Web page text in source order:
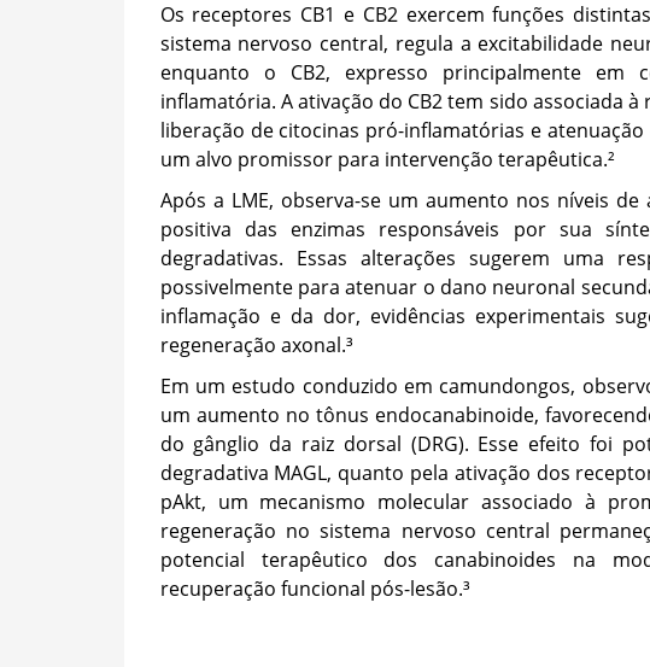
Os receptores CB1 e CB2 exercem funções
sistema nervoso central, regula a excitabilidade
enquanto o CB2, expresso principalmente em
inflamatória. A ativação do CB2 tem sido associada
liberação de citocinas pró-inflamatórias e
um alvo promissor para intervenção terapêutica.²
Após a LME, observa-se um aumento nos níveis
positiva das enzimas responsáveis por sua
degradativas. Essas alterações sugerem uma
possivelmente para atenuar o dano neuronal
inflamação e da dor, evidências experimentais
regeneração axonal.³
Em um estudo conduzido em camundongos,
um aumento no tônus endocanabinoide,
do gânglio da raiz dorsal (DRG). Esse efeito foi
degradativa MAGL, quanto pela ativação dos
pAkt, um mecanismo molecular associado à
regeneração no sistema nervoso central
potencial terapêutico dos canabinoides na
recuperação funcional pós-lesão.³